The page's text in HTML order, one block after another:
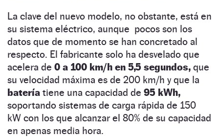
La clave del nuevo modelo, no obstante, está en
su sistema eléctrico, aunque pocos son los
datos que de momento se han concretado al
respecto. El fabricante solo ha desvelado que
acelera de 0 a 100 km/h en 5,5 segundos, que
su velocidad máxima es de 200 km/h y que la
batería tiene una capacidad de 95 kWh,
soportando sistemas de carga rápida de 150
kW con los que alcanzar el 80% de su capacidad
en apenas media hora.